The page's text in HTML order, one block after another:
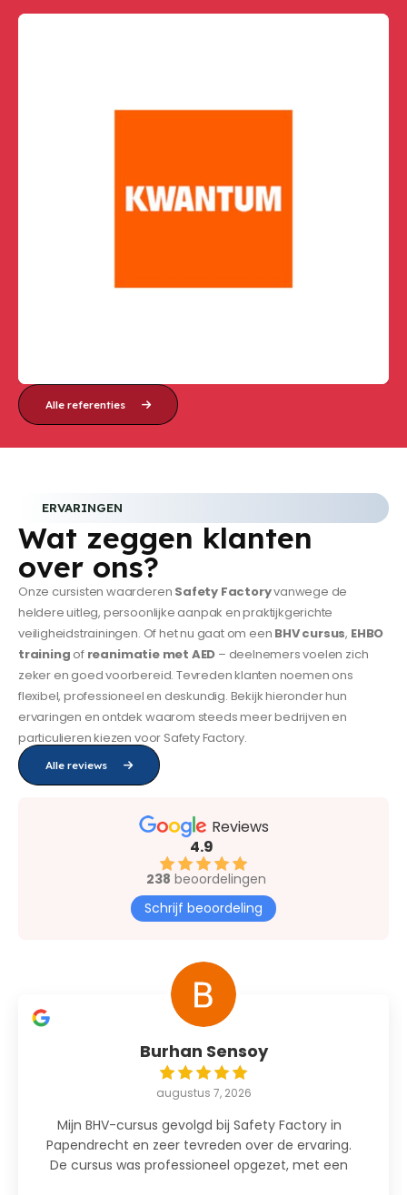
Alle referenties
ERVARINGEN
Wat zeggen klanten
over ons?
Onze cursisten waarderen Safety Factoryvanwege de
heldere uitleg, persoonlijke aanpak en praktijkgerichte
veiligheidstrainingen. Of het nu gaat om een BHV cursus, EHBO
training of reanimatie met AED – deelnemers voelen zich
zeker en goed voorbereid. Tevreden klanten noemen ons
flexibel, professioneel en deskundig. Bekijk hieronder hun
ervaringen en ontdek waarom steeds meer bedrijven en
particulieren kiezen voor Safety Factory.
Alle reviews
Reviews
4.9
238 beoordelingen
Schrijf beoordeling
Burhan Sensoy
augustus 7, 2026
Mijn BHV-cursus gevolgd bij Safety Factory in
Papendrecht en zeer tevreden over de ervaring.
De cursus was professioneel opgezet, met een